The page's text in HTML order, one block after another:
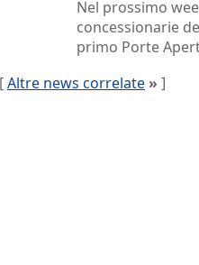
Nel prossimo
concessionarie
primo Porte
Altre news correlate » ]